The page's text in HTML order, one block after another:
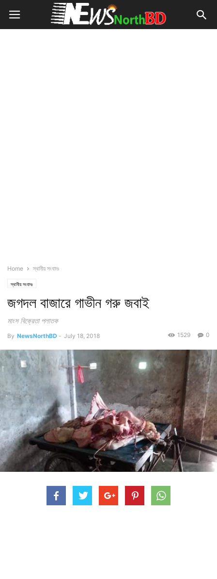
Home স্থানীয় সংবাদঃ
স্থানীয় সংবাদঃ
জগদল বাজারে গাভীন গরু জবাই
মাংস বিক্রেতা পলাতক
By NewsNorthBD - July 18, 2018 0
1529